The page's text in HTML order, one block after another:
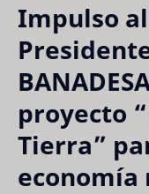
Impulso
proyecto
Tierra”
economía